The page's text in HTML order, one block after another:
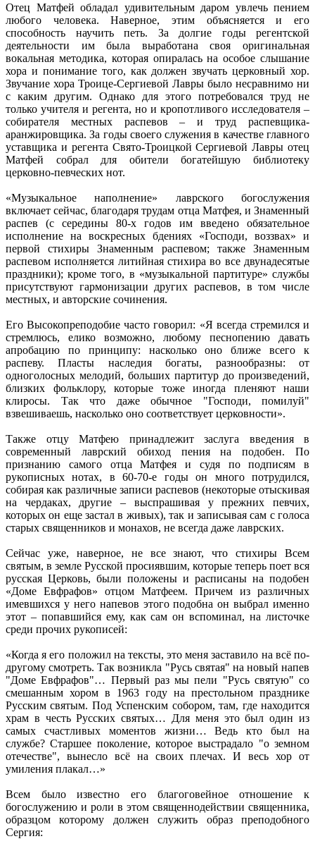
Отец Матфей обладал удивительным даром увлечь пением
любого человека. Наверное, этим объясняется и его
способность научить петь. За долгие годы регентской
деятельности им была выработана своя оригинальная
вокальная методика, которая опиралась на особое слышание
хора и понимание того, как должен звучать церковный хор.
Звучание хора Троице-Сергиевой Лавры было несравнимо ни
с каким другим. Однако для этого потребовался труд не
только учителя и регента, но и кропотливого исследователя –
собирателя местных распевов – и труд распевщика-
аранжировщика. За годы своего служения в качестве главного
уставщика и регента Свято-Троицкой Сергиевой Лавры отец
Матфей собрал для обители богатейшую библиотеку
церковно-певческих нот.
«Музыкальное наполнение» лаврского богослужения
включает сейчас, благодаря трудам отца Матфея, и Знаменный
распев (с середины 80-х годов им введено обязательное
исполнение на воскресных бдениях «Господи, воззвах» и
первой стихиры Знаменным распевом; также Знаменным
распевом исполняется литийная стихира во все двунадесятые
праздники); кроме того, в «музыкальной партитуре» службы
присутствуют гармонизации других распевов, в том числе
местных, и авторские сочинения.
Его Высокопреподобие часто говорил: «Я всегда стремился и
стремлюсь, елико возможно, любому песнопению давать
апробацию по принципу: насколько оно ближе всего к
распеву. Пласты наследия богаты, разнообразны: от
одноголосных мелодий, больших партитур до произведений,
близких фольклору, которые тоже иногда пленяют наши
клиросы. Так что даже обычное "Господи, помилуй"
взвешиваешь, насколько оно соответствует церковности».
Также отцу Матфею принадлежит заслуга введения в
современный лаврский обиход пения на подобен. По
признанию самого отца Матфея и судя по подписям в
рукописных нотах, в 60-70-е годы он много потрудился,
собирая как различные записи распевов (некоторые отыскивая
на чердаках, другие – выспрашивая у прежних певчих,
которых он еще застал в живых), так и записывая сам с голоса
старых священников и монахов, не всегда даже лаврских.
Сейчас уже, наверное, не все знают, что стихиры Всем
святым, в земле Русской просиявшим, которые теперь поет вся
русская Церковь, были положены и расписаны на подобен
«Доме Евфрафов» отцом Матфеем. Причем из различных
имевшихся у него напевов этого подобна он выбрал именно
этот – попавшийся ему, как сам он вспоминал, на листочке
среди прочих рукописей:
«Когда я его положил на тексты, это меня заставило на всё по-
другому смотреть. Так возникла "Русь святая" на новый напев
"Доме Евфрафов"… Первый раз мы пели "Русь святую" со
смешанным хором в 1963 году на престольном празднике
Русским святым. Под Успенским собором, там, где находится
храм в честь Русских святых… Для меня это был один из
самых счастливых моментов жизни… Ведь кто был на
службе? Старшее поколение, которое выстрадало "о земном
отечестве", вынесло всё на своих плечах. И весь хор от
умиления плакал…»
Всем было известно его благоговейное отношение к
богослужению и роли в этом священнодействии священника,
образцом которому должен служить образ преподобного
Сергия: